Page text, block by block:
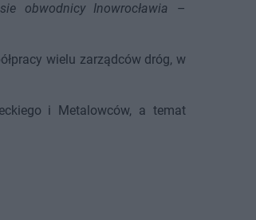
obwodnicy Inowrocławia –
wielu zarządców dróg, w
i Metalowców, a temat